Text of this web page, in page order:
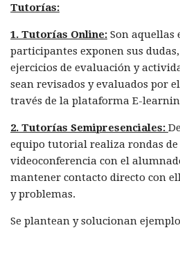
Tutorías:
1. Tutorías Online: Son aquellas
participantes exponen sus
ejercicios de evaluación y
sean revisados y evaluados por
través de la plataforma E-
2. Tutorías Semipresenciales:
equipo tutorial realiza rondas
videoconferencia con el
mantener contacto directo con
y problemas.
Se plantean y solucionan